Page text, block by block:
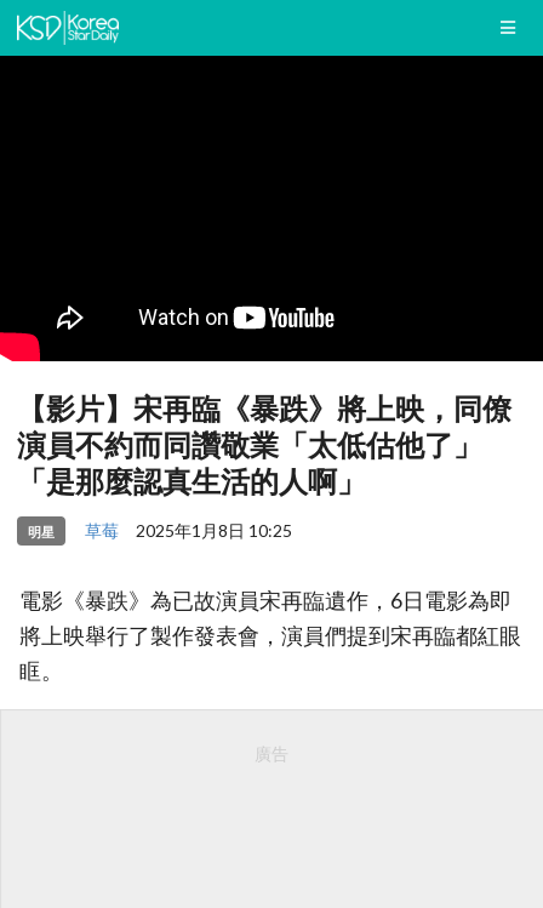
【影片】宋再臨《暴跌》將上映，同僚
演員不約而同讚敬業「太低估他了」
「是那麼認真生活的人啊」
明星 草莓 2025年1月8日 10:25
電影《暴跌》為已故演員宋再臨遺作，6日電影為即
將上映舉行了製作發表會，演員們提到宋再臨都紅眼
眶。
廣告